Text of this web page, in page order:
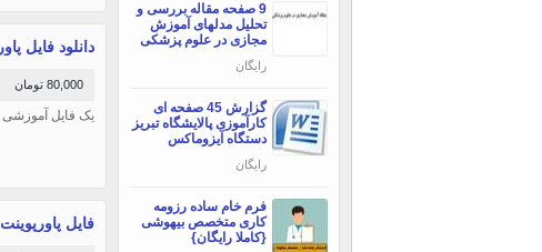
9 صفحه مقاله بررسی و
تحلیل مدلهای آموزش
مجازی در علوم پزشکی
رایگان
گزارش 45 صفحه ای
کارآموزی پالایشگاه تبریز
دستگاه آیزوماکس
رایگان
فرم خام ساده رزومه
کاری متخصص بیهوشی
{کاملا رایگان}
دانلود فایل
80,000 تومان
یک فایل آموزشی
فایل پاورپوینت